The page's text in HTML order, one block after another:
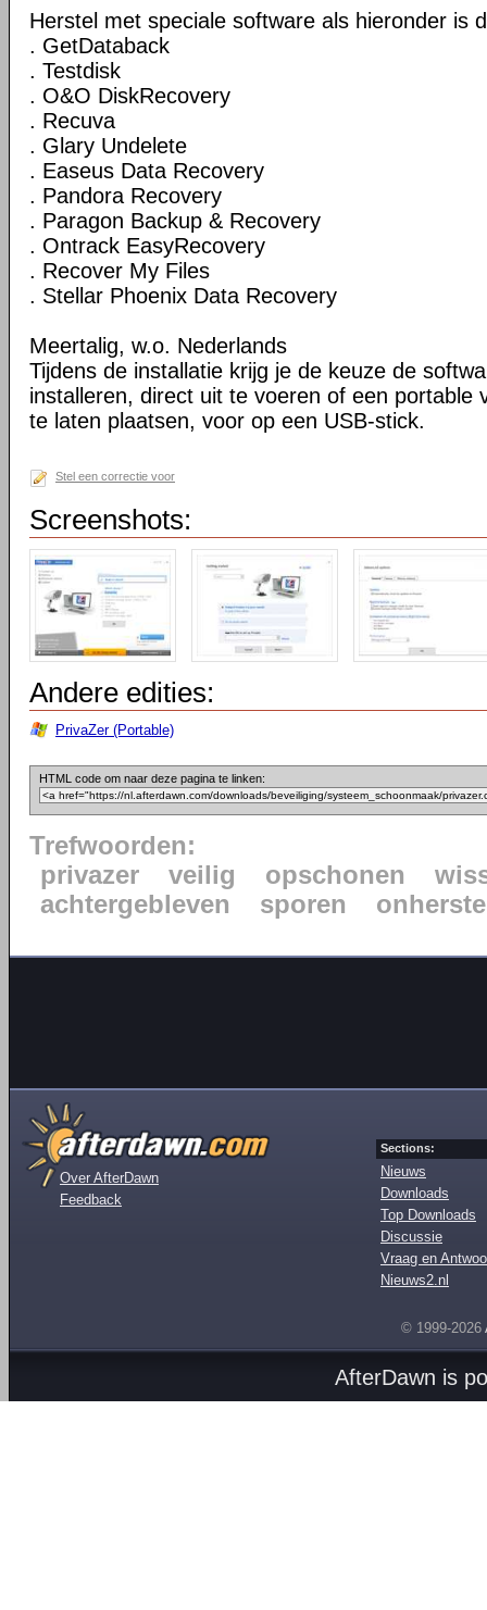
Herstel met speciale software als hieronder is
. GetDataback
. Testdisk
. O&O DiskRecovery
. Recuva
. Glary Undelete
. Easeus Data Recovery
. Pandora Recovery
. Paragon Backup & Recovery
. Ontrack EasyRecovery
. Recover My Files
. Stellar Phoenix Data Recovery
Meertalig, w.o. Nederlands
Tijdens de installatie krijg je de keuze de
installeren, direct uit te voeren of een portable
te laten plaatsen, voor op een USB-stick.
Stel een correctie voor
Screenshots:
Andere edities:
PrivaZer (Portable)
HTML code om naar deze pagina te linken:
Trefwoorden:
privazer
veilig opschonen
achtergebleven
sporen
Over AfterDawn
Feedback
Sections:
Nieuws
Downloads
Top Downloads
Discussie
Vraag en
Nieuws2.nl
© 1999-2026
AfterDawn is